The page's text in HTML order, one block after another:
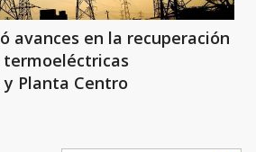
avances en la recuperación
Planta Centro